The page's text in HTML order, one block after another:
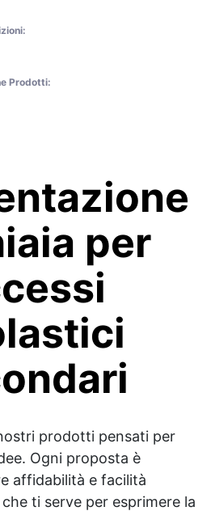
Prodotti:
per
prodotti pensati per
Ogni proposta è
affidabilità e facilità
ti serve per esprimere la